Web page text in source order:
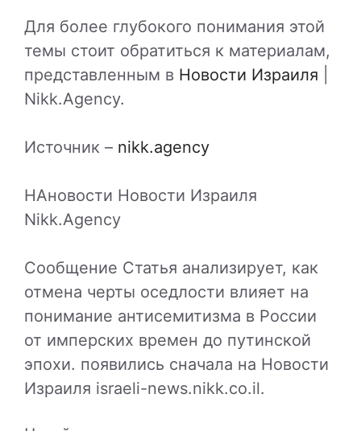
Для более глубокого понимания этой
темы стоит обратиться к материалам,
представленным в Новости Израиля
Nikk.Agency.
Источник – nikk.agency
НАновости Новости Израиля
Nikk.Agency
Сообщение Статья анализирует, как
отмена черты оседлости влияет на
понимание антисемитизма в России
от имперских времен до путинской
эпохи. появились сначала на Новости
Израиля israeli-news.nikk.co.il.